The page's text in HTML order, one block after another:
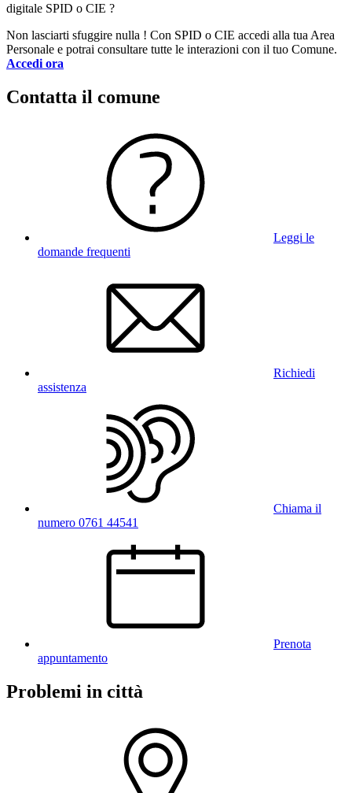
digitale SPID o CIE ?
Non lasciarti sfuggire nulla ! Con SPID o CIE accedi alla tua Area
Personale e potrai consultare tutte le interazioni con il tuo Comune.
Accedi ora
Contatta il comune
Leggi le
domande frequenti
Richiedi
assistenza
Chiama il
numero 0761 44541
Prenota
appuntamento
Problemi in città